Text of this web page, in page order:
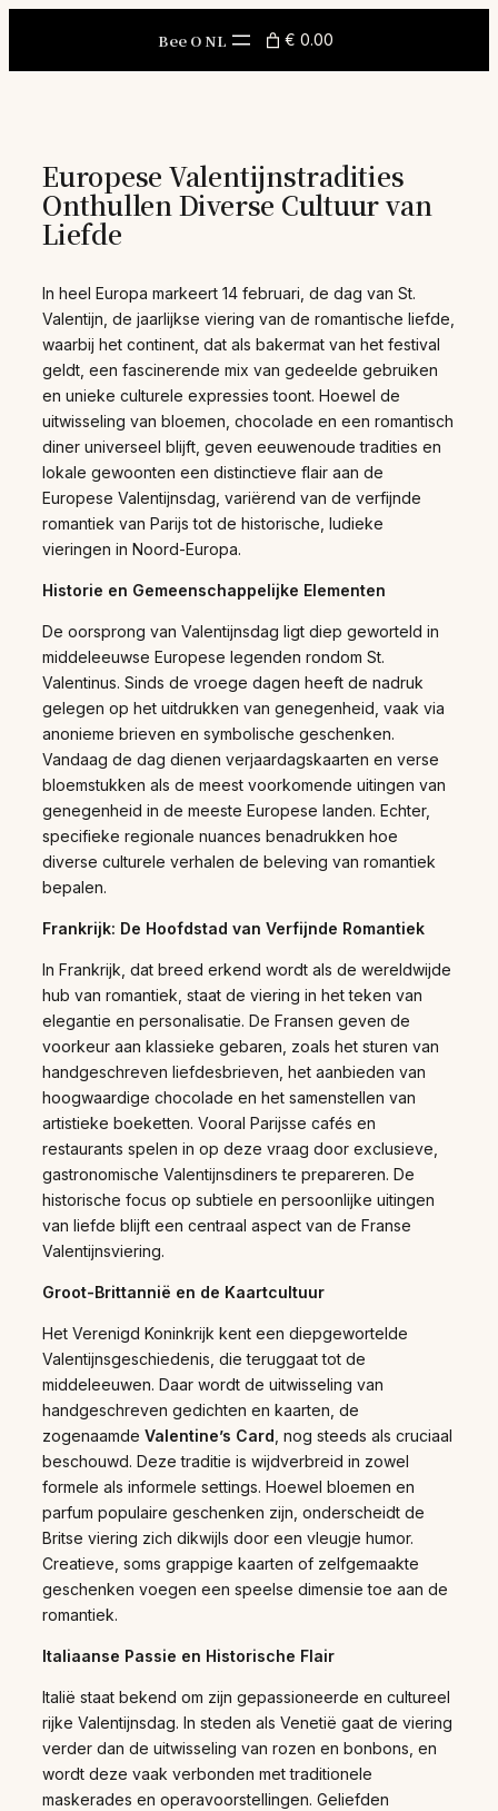
Bee O NL € 0.00
Europese Valentijnstradities
Onthullen Diverse Cultuur van
Liefde
In heel Europa markeert 14 februari, de dag van St.
Valentijn, de jaarlijkse viering van de romantische liefde,
waarbij het continent, dat als bakermat van het festival
geldt, een fascinerende mix van gedeelde gebruiken
en unieke culturele expressies toont. Hoewel de
uitwisseling van bloemen, chocolade en een romantisch
diner universeel blijft, geven eeuwenoude tradities en
lokale gewoonten een distinctieve flair aan de
Europese Valentijnsdag, variërend van de verfijnde
romantiek van Parijs tot de historische, ludieke
vieringen in Noord-Europa.
Historie en Gemeenschappelijke Elementen
De oorsprong van Valentijnsdag ligt diep geworteld in
middeleeuwse Europese legenden rondom St.
Valentinus. Sinds de vroege dagen heeft de nadruk
gelegen op het uitdrukken van genegenheid, vaak via
anonieme brieven en symbolische geschenken.
Vandaag de dag dienen verjaardagskaarten en verse
bloemstukken als de meest voorkomende uitingen van
genegenheid in de meeste Europese landen. Echter,
specifieke regionale nuances benadrukken hoe
diverse culturele verhalen de beleving van romantiek
bepalen.
Frankrijk: De Hoofdstad van Verfijnde Romantiek
In Frankrijk, dat breed erkend wordt als de wereldwijde
hub van romantiek, staat de viering in het teken van
elegantie en personalisatie. De Fransen geven de
voorkeur aan klassieke gebaren, zoals het sturen van
handgeschreven liefdesbrieven, het aanbieden van
hoogwaardige chocolade en het samenstellen van
artistieke boeketten. Vooral Parijsse cafés en
restaurants spelen in op deze vraag door exclusieve,
gastronomische Valentijnsdiners te prepareren. De
historische focus op subtiele en persoonlijke uitingen
van liefde blijft een centraal aspect van de Franse
Valentijnsviering.
Groot-Brittannië en de Kaartcultuur
Het Verenigd Koninkrijk kent een diepgewortelde
Valentijnsgeschiedenis, die teruggaat tot de
middeleeuwen. Daar wordt de uitwisseling van
handgeschreven gedichten en kaarten, de
zogenaamde Valentine’s Card , nog steeds als cruciaal
beschouwd. Deze traditie is wijdverbreid in zowel
formele als informele settings. Hoewel bloemen en
parfum populaire geschenken zijn, onderscheidt de
Britse viering zich dikwijls door een vleugje humor.
Creatieve, soms grappige kaarten of zelfgemaakte
geschenken voegen een speelse dimensie toe aan de
romantiek.
Italiaanse Passie en Historische Flair
Italië staat bekend om zijn gepassioneerde en cultureel
rijke Valentijnsdag. In steden als Venetië gaat de viering
verder dan de uitwisseling van rozen en bonbons, en
wordt deze vaak verbonden met traditionele
maskerades en operavoorstellingen. Geliefden